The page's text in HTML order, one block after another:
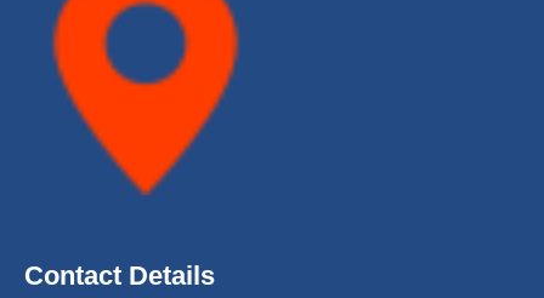
Contact Details